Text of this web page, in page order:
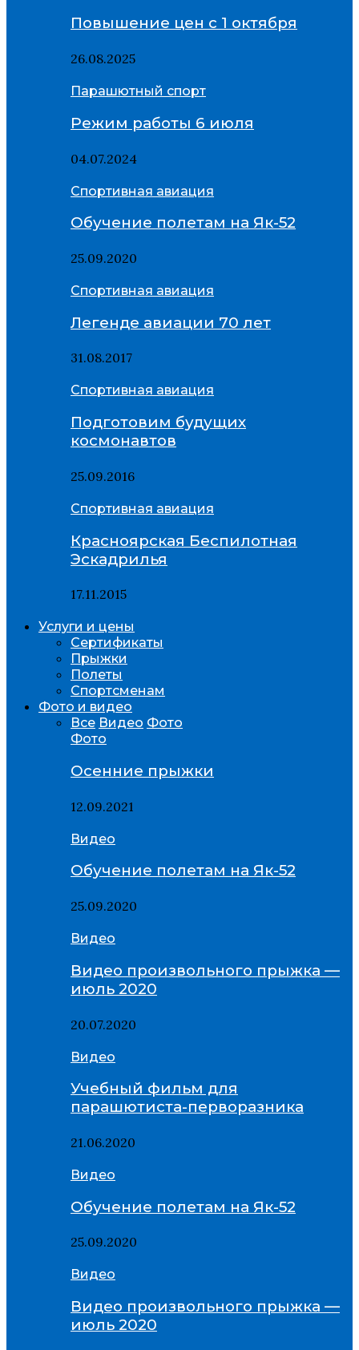
Повышение цен с 1 октября
26.08.2025
Парашютный спорт
Режим работы 6 июля
04.07.2024
Спортивная авиация
Обучение полетам на Як-52
25.09.2020
Спортивная авиация
Легенде авиации 70 лет
31.08.2017
Спортивная авиация
Подготовим будущих
космонавтов
25.09.2016
Спортивная авиация
Красноярская Беспилотная
Эскадрилья
17.11.2015
Услуги и цены
Сертификаты
Прыжки
Полеты
Спортсменам
Фото и видео
Все Видео Фото
Фото
Осенние прыжки
12.09.2021
Видео
Обучение полетам на Як-52
25.09.2020
Видео
Видео произвольного прыжка —
июль 2020
20.07.2020
Видео
Учебный фильм для
парашютиста-перворазника
21.06.2020
Видео
Обучение полетам на Як-52
25.09.2020
Видео
Видео произвольного прыжка —
июль 2020